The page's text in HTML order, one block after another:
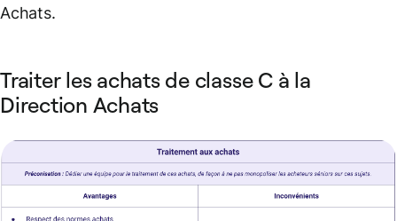
Achats.
Traiter les achats de classe C à la
Direction Achats